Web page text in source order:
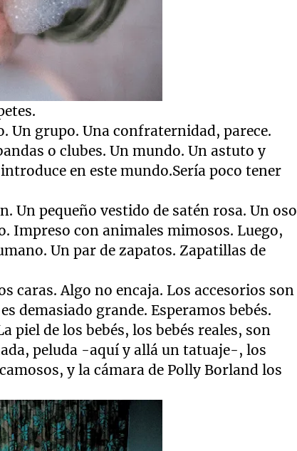
Un grupo. Una confraternidad, parece.
o clubes. Un mundo. Un astuto y
en este mundo.Sería poco tener
Un pequeño vestido de satén rosa. Un oso
Impreso con animales mimosos. Luego,
Un par de zapatos. Zapatillas de
caras. Algo no encaja. Los accesorios son
demasiado grande. Esperamos bebés.
piel de los bebés, los bebés reales, son
peluda -aquí y allá un tatuaje-, los
y la cámara de Polly Borland los